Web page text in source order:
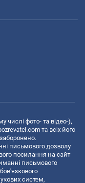
числі фото- та відео-),
та всіх його
письмового дозволу
посилання на сайт
письмового
систем,